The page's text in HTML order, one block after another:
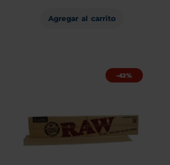
Agregar al carrito
-42%